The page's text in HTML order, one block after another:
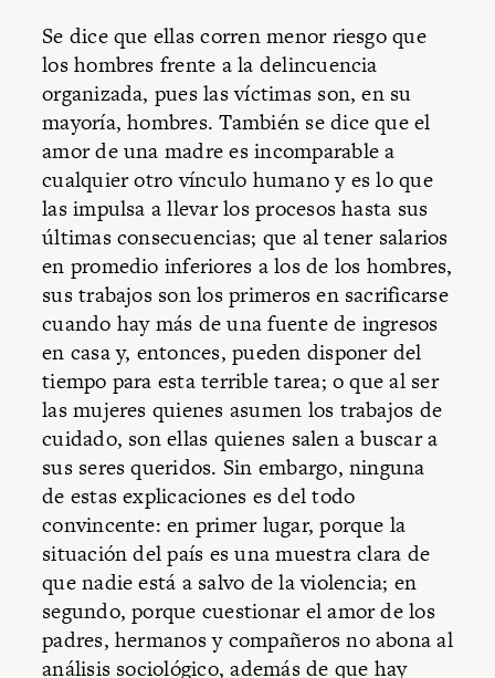
Se dice que ellas corren menor riesgo que
los hombres frente a la delincuencia
organizada, pues las víctimas son, en su
mayoría, hombres. También se dice que el
amor de una madre es incomparable a
cualquier otro vínculo humano y es lo que
las impulsa a llevar los procesos hasta sus
últimas consecuencias; que al tener salarios
en promedio inferiores a los de los hombres,
sus trabajos son los primeros en sacrificarse
cuando hay más de una fuente de ingresos
en casa y, entonces, pueden disponer del
tiempo para esta terrible tarea; o que al ser
las mujeres quienes asumen los trabajos de
cuidado, son ellas quienes salen a buscar a
sus seres queridos. Sin embargo, ninguna
de estas explicaciones es del todo
convincente: en primer lugar, porque la
situación del país es una muestra clara de
que nadie está a salvo de la violencia; en
segundo, porque cuestionar el amor de los
padres, hermanos y compañeros no abona al
análisis sociológico, además de que hay